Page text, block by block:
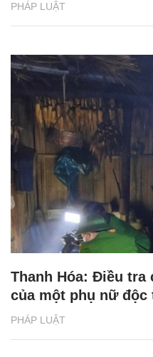
PHÁP LUẬT
PHÁP LUẬT
Thanh Hóa: Điều
của một phụ nữ độc